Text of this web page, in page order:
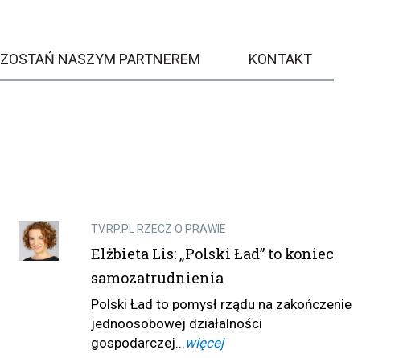
ZOSTAŃ NASZYM PARTNEREM KONTAKT
TV.RP.PL RZECZ O PRAWIE
Elżbieta Lis: „Polski Ład” to koniec
samozatrudnienia
Polski Ład to pomysł rządu na zakończenie
jednoosobowej działalności
gospodarczej...więcej